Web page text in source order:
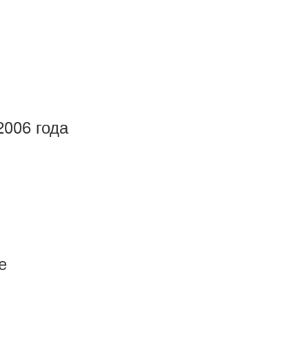
года